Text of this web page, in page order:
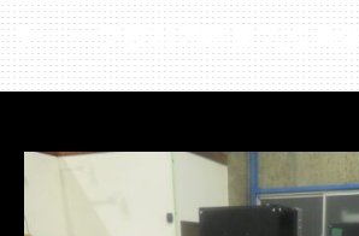
チューブ飲料内容量気泡画